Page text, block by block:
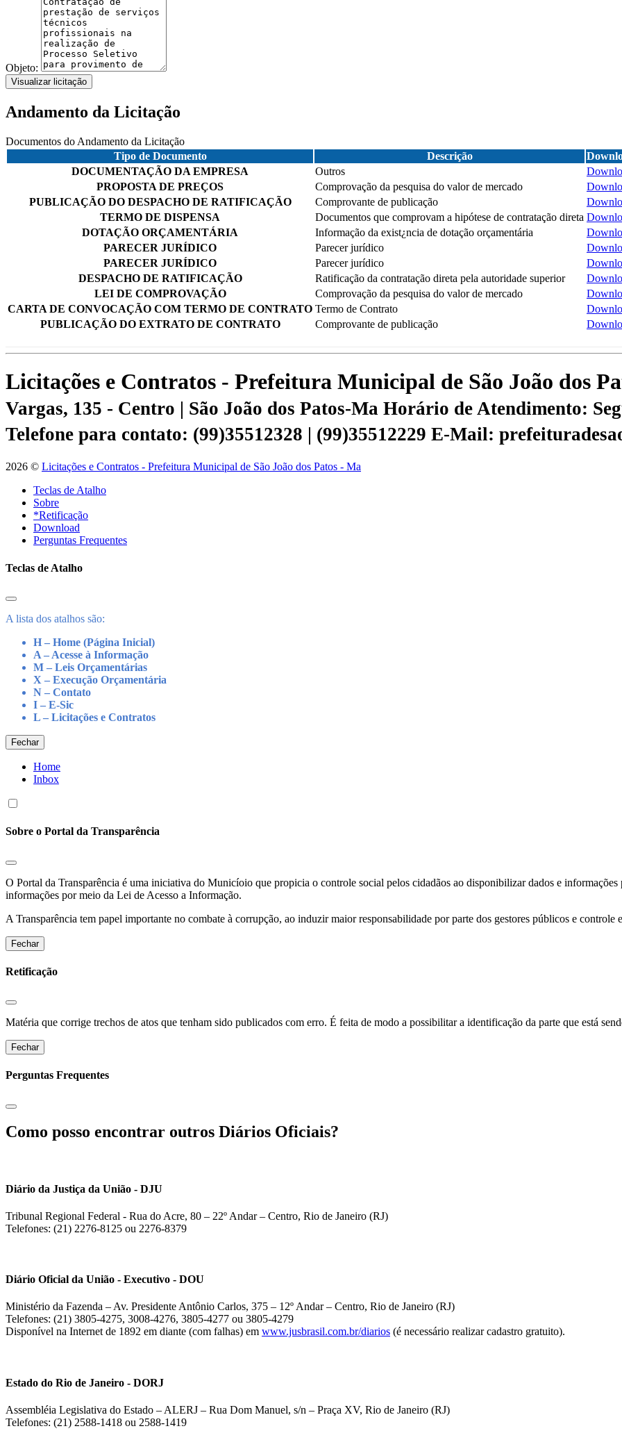
Objeto:
Visualizar licitação
Andamento da Licitação
Documentos do Andamento da Licitação
Tipo de Documento
Descrição
DOCUMENTAÇÃO DA EMPRESA
Outros
PROPOSTA DE PREÇOS
Comprovação da pesquisa do valor de mercado
PUBLICAÇÃO DO DESPACHO DE RATIFICAÇÃO
Comprovante de publicação
TERMO DE DISPENSA
Documentos que comprovam a hipótese de contratação direta
DOTAÇÃO ORÇAMENTÁRIA
Informação da exist¿ncia de dotação orçamentária
PARECER JURÍDICO
Parecer jurídico
PARECER JURÍDICO
Parecer jurídico
DESPACHO DE RATIFICAÇÃO
Ratificação da contratação direta pela autoridade superior
LEI DE COMPROVAÇÃO
Comprovação da pesquisa do valor de mercado
CARTA DE CONVOCAÇÃO COM TERMO DE CONTRATO Termo de Contrato
PUBLICAÇÃO DO EXTRATO DE CONTRATO
Comprovante de publicação
Licitações e Contratos - Prefeitura Municipal de São João dos
Vargas, 135 - Centro | São João dos Patos-Ma Horário de Atendimento:
Telefone para contato: (99)35512328 | (99)35512229 E-Mail:
2026 © Licitações e Contratos - Prefeitura Municipal de São João dos Patos - Ma
Teclas de Atalho
Sobre
*Retificação
Download
Perguntas Frequentes
Teclas de Atalho
A lista dos atalhos são:
H – Home (Página Inicial)
A – Acesse à Informação
M – Leis Orçamentárias
X – Execução Orçamentária
N – Contato
I – E-Sic
L – Licitações e Contratos
Fechar
Home
Inbox
Sobre o Portal da Transparência
O Portal da Transparência é uma iniciativa do Municíoio que propicia o controle social pelos cidadãos ao disponibilizar dados e
informações por meio da Lei de Acesso a Informação.
A Transparência tem papel importante no combate à corrupção, ao induzir maior responsabilidade por parte dos gestores públicos e controle
Fechar
Retificação
Matéria que corrige trechos de atos que tenham sido publicados com erro. É feita de modo a possibilitar a identificação da parte que está
Fechar
Perguntas Frequentes
Como posso encontrar outros Diários Oficiais?
Diário da Justiça da União - DJU
Tribunal Regional Federal - Rua do Acre, 80 – 22º Andar – Centro, Rio de Janeiro (RJ)
Telefones: (21) 2276-8125 ou 2276-8379
Diário Oficial da União - Executivo - DOU
Ministério da Fazenda – Av. Presidente Antônio Carlos, 375 – 12º Andar – Centro, Rio de Janeiro (RJ)
Telefones: (21) 3805-4275, 3008-4276, 3805-4277 ou 3805-4279
Disponível na Internet de 1892 em diante (com falhas) em www.jusbrasil.com.br/diarios (é necessário realizar cadastro gratuito).
Estado do Rio de Janeiro - DORJ
Assembléia Legislativa do Estado – ALERJ – Rua Dom Manuel, s/n – Praça XV, Rio de Janeiro (RJ)
Telefones: (21) 2588-1418 ou 2588-1419